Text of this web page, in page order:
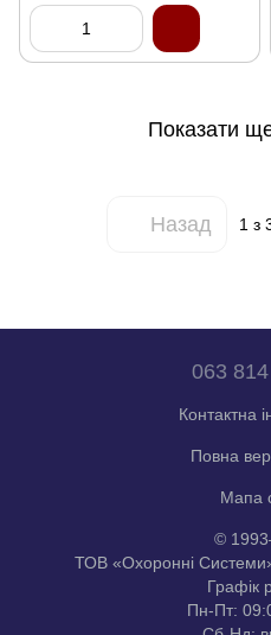
Показати
Назад 1 з
063
Контактна
Повна
Мапа
©
ТОВ «Охоронні
Графік
Пн-Пт: